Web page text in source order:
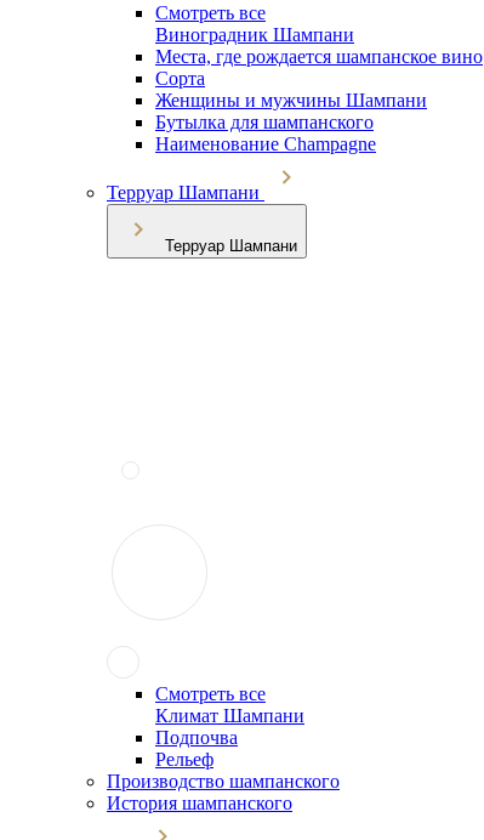
Смотреть все
Виноградник Шампани
Места, где рождается шампанское вино
Сорта
Женщины и мужчины Шампани
Бутылка для шампанского
Наименование Champagne
Терруар Шампани
Терруар Шампани
Смотреть все
Климат Шампани
Подпочва
Рельеф
Производство шампанского
История шампанского